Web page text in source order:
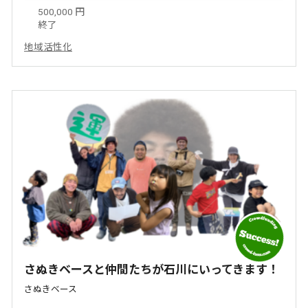
500,000 円
終了
地域活性化
さぬきベースと仲間たちが石川にいってきます！
さぬきベース